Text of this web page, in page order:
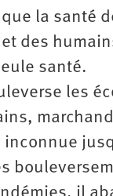
la santé
des
santé.
les
inconnue